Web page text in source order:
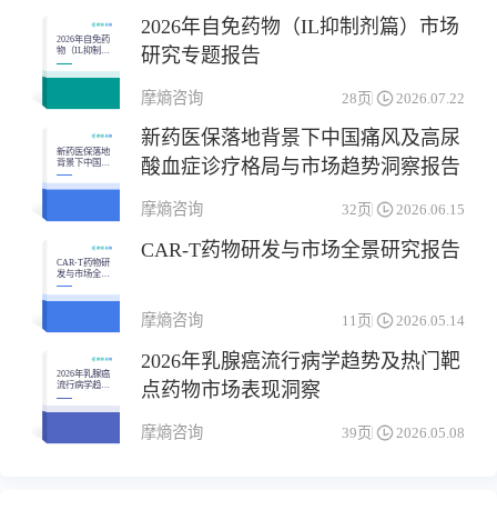
2026年自免药
物（IL抑制剂
篇）市场研究
专题报告
2026年自免药物（IL抑制剂篇）市场
研究专题报告
摩熵咨询 28页 2026.07.22
新药医保落地
背景下中国痛
风及高尿酸血
症诊疗格局与
新药医保落地背景下中国痛风及高尿
酸血症诊疗格局与市场趋势洞察报告
摩熵咨询 32页 2026.06.15
CAR-T药物研
发与市场全景
研究报告
CAR-T药物研发与市场全景研究报告
摩熵咨询 11页 2026.05.14
2026年乳腺癌
流行病学趋势
及热门靶点药
物市场表现洞
2026年乳腺癌流行病学趋势及热门靶
点药物市场表现洞察
摩熵咨询 39页 2026.05.08